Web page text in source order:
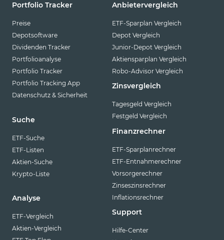
Portfolio Tracker
Preise
Depotsoftware
Dividenden Tracker
Portfolioanalyse
Portfolio Tracker
Portfolio Tracking App
Datenschutz & Sicherheit
Suche
ETF-Suche
ETF-Listen
Aktien-Suche
Krypto-Liste
Analyse
ETF-Vergleich
Aktien-Vergleich
Anbietervergleich
ETF-Sparplan Vergleich
Depot Vergleich
Junior-Depot Vergleich
Aktiensparplan Vergleich
Robo-Advisor Vergleich
Zinsvergleich
Tagesgeld Vergleich
Festgeld Vergleich
Finanzrechner
ETF-Sparplanrechner
ETF-Entnahmerechner
Vorsorgerechner
Zinseszinsrechner
Inflationsrechner
Support
Hilfe-Center